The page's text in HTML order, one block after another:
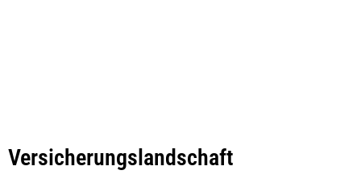
Versicherungslandschaft